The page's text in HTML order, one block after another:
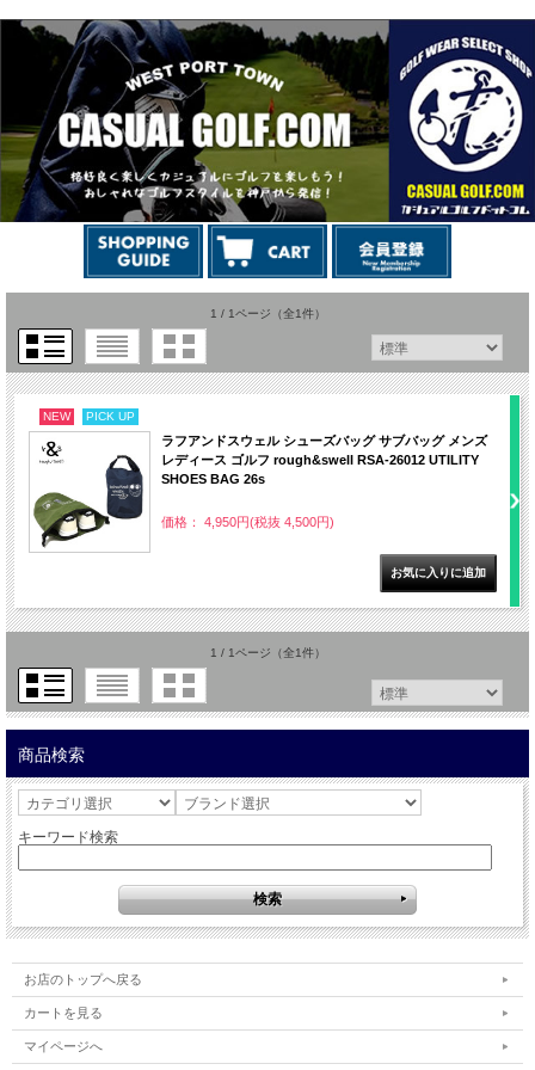
1 / 1ページ （全1件）
NEW PICK UP
ラフアンドスウェル シューズバッグ サブバッグ メンズ
レディース ゴルフ rough&swell RSA-26012 UTILITY
SHOES BAG 26s
価格： 4,950円(税抜 4,500円)
1 / 1ページ （全1件）
商品検索
キーワード検索
お店のトップへ戻る
カートを見る
マイページへ